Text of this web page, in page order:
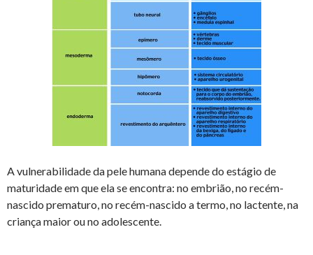
A vulnerabilidade da pele humana depende do estágio de
maturidade em que ela se encontra: no embrião, no recém-
nascido prematuro, no recém-nascido a termo, no lactente, na
criança maior ou no adolescente.